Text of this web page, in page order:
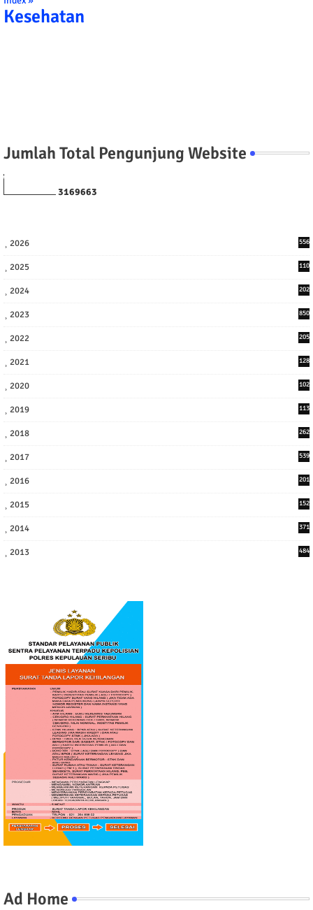
Kesehatan
Jumlah Total Pengunjung Website
3169663
2026 556
2025
110
2024
202
2023 850
2022
205
2021
128
2020
102
2019
113
2018
262
2017
539
2016
201
2015 152
2014 371
2013 484
Ad Home